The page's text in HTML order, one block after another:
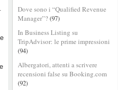
Dove sono i “Qualified Revenue
Manager”?(97)
In Business Listing su
TripAdvisor: le prime impressioni
(94)
Albergatori, attenti a scrivere
recensioni false su Booking.com
(92)